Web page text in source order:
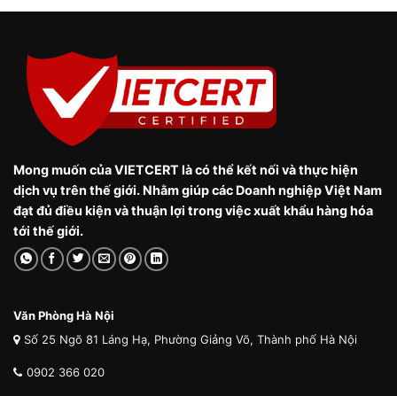
Mong muốn của VIETCERT là có thể kết nối và thực hiện
dịch vụ trên thế giới. Nhằm giúp các Doanh nghiệp Việt Nam
đạt đủ điều kiện và thuận lợi trong việc xuất khẩu hàng hóa
tới thế giới.
Văn Phòng Hà Nội
Số 25 Ngõ 81 Láng Hạ, Phường Giảng Võ, Thành phố Hà Nội
0902 366 020